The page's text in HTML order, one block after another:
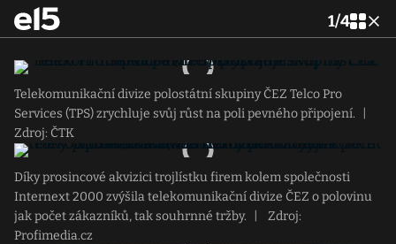
1/4
Telekomunikační divize polostátní skupiny ČEZ Telco Pro
Services (TPS) zrychluje svůj růst na poli pevného připojení.
Zdroj: ČTK
Díky prosincové akvizici trojlístku firem kolem společnosti
Internext 2000 zvýšila telekomunikační divize ČEZ o polovinu
jak počet zákazníků, tak souhrnné tržby.
Zdroj:
Profimedia.cz